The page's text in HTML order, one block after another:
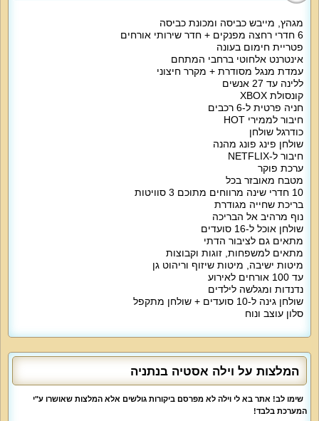
מגהץ, מייבש כביסה ומכונת כביסה
6 חדרי רחצה מפנקים + חדר שירותי אורחים
פטריית חימום בעונה
אינטרנט אלחוטי ברחבי המתחם
עמדת מנגל מסודרת + מקרר חיצוני
ללינה עד 27 אנשים
קונסולת XBOX
חניה פרטית ל-6 רכבים
חיבור לממירי HOT
כודרגל שולחן
שולחן פינג פונג מהנה
חיבור ל-NETFLIX
ערכת פוקר
מטבח מאובזר בכל
10 חדרי שינה מרווחים מתוכם 3 סוויטות
בריכת שחייה מגודרת
נוף מרהיב אל הבריכה
שולחן אוכל ל-16 סועדים
מתאים גם לציבור הדתי
מתאים למשפחות, זוגות וקבוצות
מיטות ישיבה, מיטות שיזוף וריהוט גן
עד 100 אורחים לאירוע
נדנדות ומגלשה לילדים
שולחן גינה ל-10 סועדים + שולחן מתקפל
סלון עוצב ונוח
חדר עם מיטה זוגית, מיטת יחיד, חדר רחצה.
חדר ממ"ד עם מיטה זוגית, מזרון יחיד.
2 חדרים עם מיטה זוגית.
סוויטה עם מיטה זוגית, מזרן יחיד, לול, מרפסת, חדר רחצה.
סוויטה עם מיטה זוגית, ספה נפתחת, מזרן יחיד, לול, מרפסת, חדר רחצה.
סוויטה עם מיטה זוגית, מזרן יחיד, לול, מרפסת, חדר רחצה.
בכל החדרים מיטה זוגית, מצעים וכלי מיטה איכותיים, שידות / ארון, מיזוג אוויר, מסך
שטוח
המטבח של וילה אסטיה כולל כיריים גז, מקרר גדול, תנור אפייה, מיקרוגל, קומקום
חשמלי, טוסטר, תמי 4, מכונת קפה, מקציף חלב, מכונת קרח, מקפיא נפרד, מדיח,
כלי מטבח שימושיים כולל סירים, פינת אוכל משפחתית נעימה עד 16 סועדים.
סלון הווילה מעוצב עם מערכת ישיבה גדולה ל-12 איש, מסך 85 אינטש, שולחן סלון.
אטרקציות מיוחדות בוילה:
ישיבה נוחות, מיטות שיזוף, עמדת ברביקיו מאובזרת עם מקרר, פטריית חימום, שולחן
סנוקר, פינג פונג, שולחן מתקפל, שולחן גינה ל-10 איש.
כביסה, מייבש כביסה.
המלצות על וילה אסטיה בנתניה
שימו לב! אתר בא לי וילה לא מפרסם ביקורות גולשים אלא המלצות שאושרו ע"י
המערכת בלבד!